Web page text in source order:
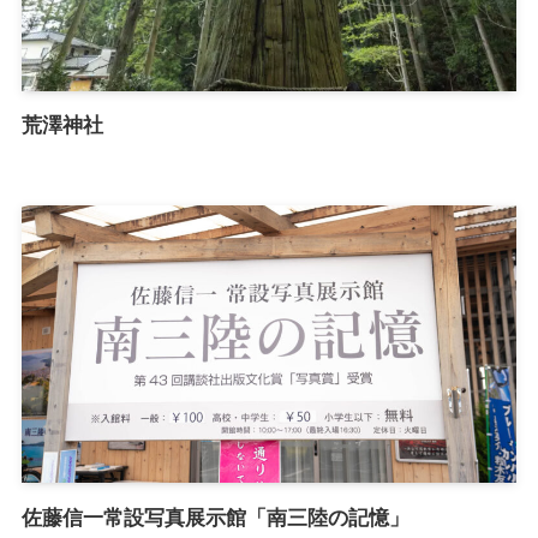
荒澤神社
佐藤信一常設写真展示館「南三陸の記憶」